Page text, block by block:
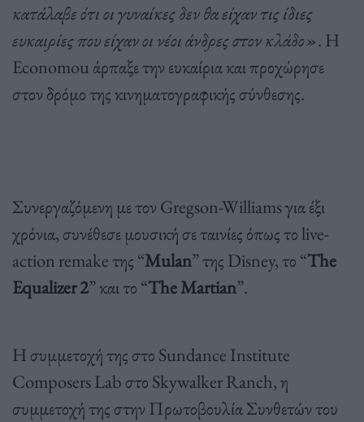
κατάλαβε ότι οι γυναίκες δεν θα είχαν τις ίδιες
ευκαιρίες που είχαν οι νέοι άνδρες στον κλάδο». Η
Economou άρπαξε την ευκαίρια και προχώρησε
στον δρόμο της κινηματογραφικής σύνθεσης.
Συνεργαζόμενη με τον Gregson-Williams για έξι
χρόνια, συνέθεσε μουσική σε ταινίες όπως το live-
action remake της “Mulan” της Disney, το “The
Equalizer 2” και το “The Martian”.
Η συμμετοχή της στο Sundance Institute
Composers Lab στο Skywalker Ranch, η
συμμετοχή της στην Πρωτοβουλία Συνθετών του